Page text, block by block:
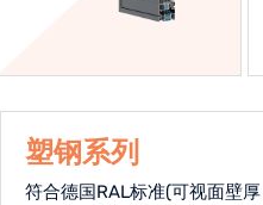
塑钢系列
符合德国RAL标准(可视面壁厚